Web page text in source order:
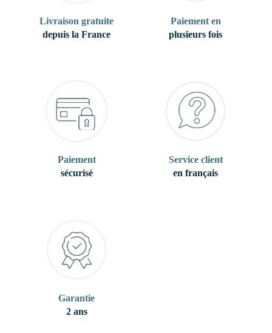
Livraison gratuite
depuis la France
Paiement en
plusieurs fois
Paiement
sécurisé
Service client
en français
Garantie
2 ans